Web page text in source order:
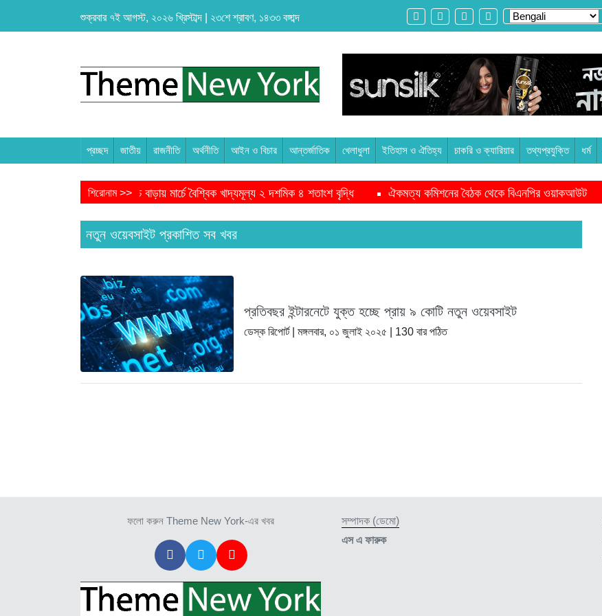
শুক্রবার ৭ই আগস্ট, ২০২৬ খ্রিস্টাব্দ | ২৩শে শ্রাবণ, ১৪৩৩ বঙ্গাব্দ
প্রচ্ছদ জাতীয় রাজনীতি অর্থনীতি আইন ও বিচার আন্তর্জাতিক খেলাধুলা ইতিহাস ও ঐতিহ্য চাকরি ও ক্যারিয়ার তথ্যপ্রযুক্তি ধর্ম
শিরোনাম >>
জ্বালানি খরচ বাড়ায় মার্চে বৈশ্বিক খাদ্যমূল্য ২ দশমিক ৪ শতাংশ বৃদ্ধি ঐকমত্য কমিশনের বৈঠক থেকে বিএনপির ওয়াকআউট
নতুন ওয়েবসাইট প্রকাশিত সব খবর
প্রতিবছর ইন্টারনেটে যুক্ত হচ্ছে প্রায় ৯ কোটি নতুন ওয়েবসাইট
ডেস্ক রিপোর্ট | মঙ্গলবার, ০১ জুলাই ২০২৫ | 130 বার পঠিত
ফলো করুন Theme New York-এর খবর
সম্পাদক (ডেমো)
এস এ ফারুক